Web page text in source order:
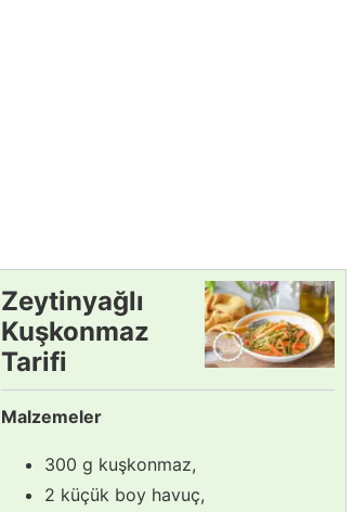
Zeytinyağlı
Kuşkonmaz
Tarifi
Malzemeler
300 g kuşkonmaz,
2 küçük boy havuç,